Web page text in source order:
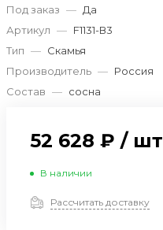
Под заказ — Да
Артикул — F1131-В3
Тип — Скамья
Производитель — Россия
Состав — сосна
52 628 ₽ / шт
В наличии
Рассчитать доставку